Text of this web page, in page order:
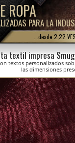
ROPA
PARA LA
...desde 2,22
textil impresa
textos personalizados
las dimensiones